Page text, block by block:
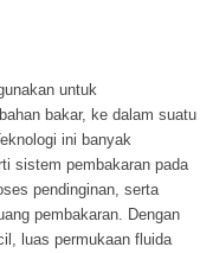
untuk
bakar, ke dalam suatu
ini banyak
sistem pembakaran pada
pendinginan, serta
pembakaran. Dengan
luas permukaan fluida